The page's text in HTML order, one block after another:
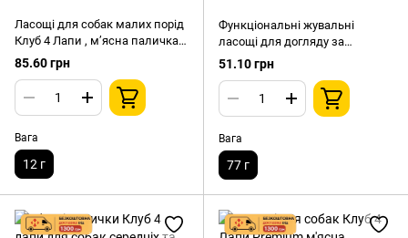
Ласощі для собак малих порід
Клуб 4 Лапи , м’ясна паличка з
куркою, 12 г (1 шт.)
85.60 грн
Вага
12 г
Функціональні жувальні
ласощі для догляду за
ротовою порожниною собак
середніх порід (вагою від 10 до
25 кг) Клуб 4 Лапи Premium
Dental Sticks, 77 г
51.10 грн
Вага
77 г